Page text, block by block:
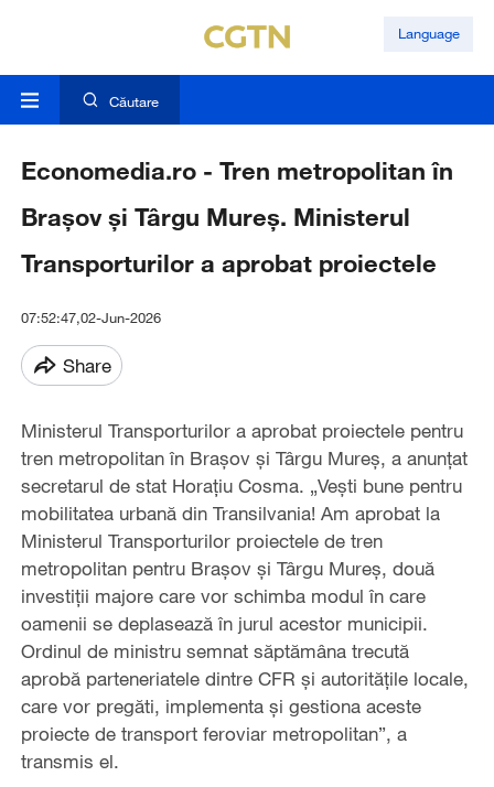
Language
Căutare
Economedia.ro - Tren metropolitan în
Brașov și Târgu Mureș. Ministerul
Transporturilor a aprobat proiectele
07:52:47,02-Jun-2026
Share
Ministerul Transporturilor a aprobat proiectele pentru
tren metropolitan în Brașov și Târgu Mureș, a anunțat
secretarul de stat Horațiu Cosma. „Vești bune pentru
mobilitatea urbană din Transilvania! Am aprobat la
Ministerul Transporturilor proiectele de tren
metropolitan pentru Brașov și Târgu Mureș, două
investiții majore care vor schimba modul în care
oamenii se deplasează în jurul acestor municipii.
Ordinul de ministru semnat săptămâna trecută
aprobă parteneriatele dintre CFR și autoritățile locale,
care vor pregăti, implementa și gestiona aceste
proiecte de transport feroviar metropolitan”, a
transmis el.